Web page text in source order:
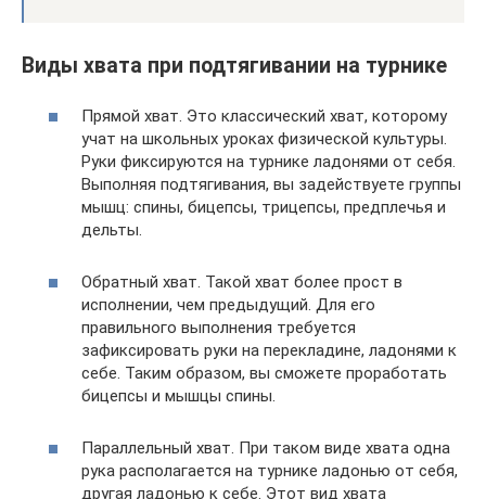
Виды хвата при подтягивании на турнике
Прямой хват. Это классический хват, которому
учат на школьных уроках физической культуры.
Руки фиксируются на турнике ладонями от себя.
Выполняя подтягивания, вы задействуете группы
мышц: спины, бицепсы, трицепсы, предплечья и
дельты.
Обратный хват. Такой хват более прост в
исполнении, чем предыдущий. Для его
правильного выполнения требуется
зафиксировать руки на перекладине, ладонями к
себе. Таким образом, вы сможете проработать
бицепсы и мышцы спины.
Параллельный хват. При таком виде хвата одна
рука располагается на турнике ладонью от себя,
другая ладонью к себе. Этот вид хвата